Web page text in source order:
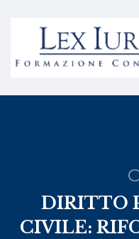
DIRITTO
CIVILE: